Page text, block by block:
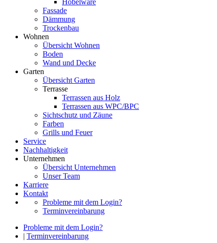
Fassade
Dämmung
Trockenbau
Wohnen
Übersicht Wohnen
Boden
Wand und Decke
Garten
Übersicht Garten
Terrasse
Terrassen aus Holz
Terrassen aus WPC/BPC
Sichtschutz und Zäune
Farben
Grills und Feuer
Service
Nachhaltigkeit
Unternehmen
Übersicht Unternehmen
Unser Team
Karriere
Kontakt
Probleme mit dem Login?
Terminvereinbarung
Probleme mit dem Login?
| Terminvereinbarung